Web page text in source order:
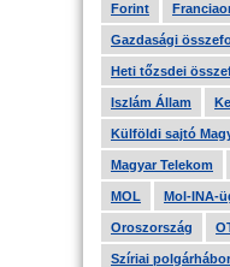
Forint
Gazdasági
Heti tőzsdei
Iszlám Állam
Külföldi sajtó
Magyar Telekom
MOL Mol-INA-
Oroszország
Szíriai